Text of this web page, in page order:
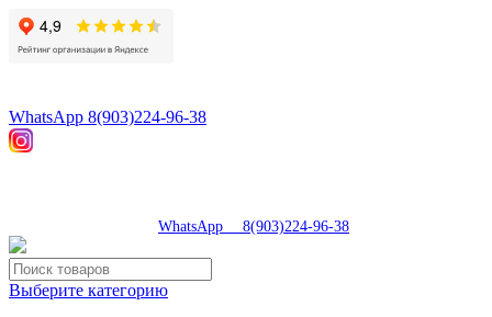
WhatsApp 8(903)224-96-38
WhatsApp 8(903)224-96-38
Выберите категорию